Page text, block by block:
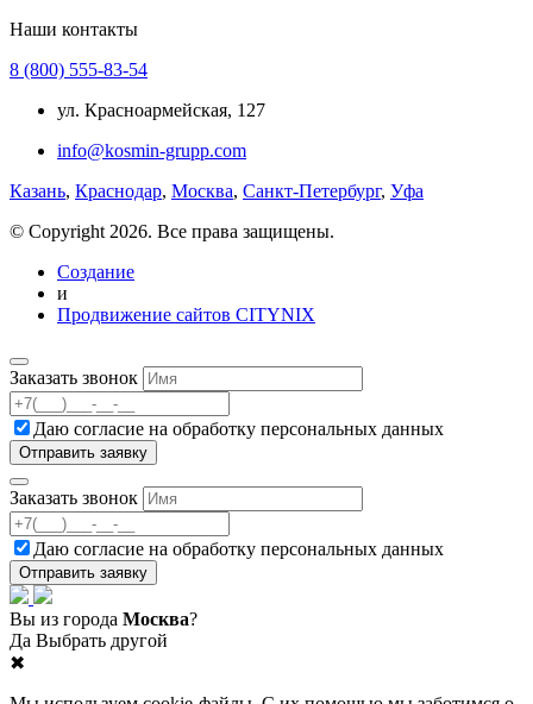
Наши контакты
8 (800) 555-83-54
ул. Красноармейская, 127
info@kosmin-grupp.com
Казань, Краснодар, Москва, Санкт-Петербург, Уфа
© Copyright 2026. Все права защищены.
Создание
и
Продвижение сайтов CITYNIX
Заказать звонок
Даю согласие на обработку персональных данных
Заказать звонок
Даю согласие на обработку персональных данных
Вы из города Москва?
Да Выбрать другой
✖